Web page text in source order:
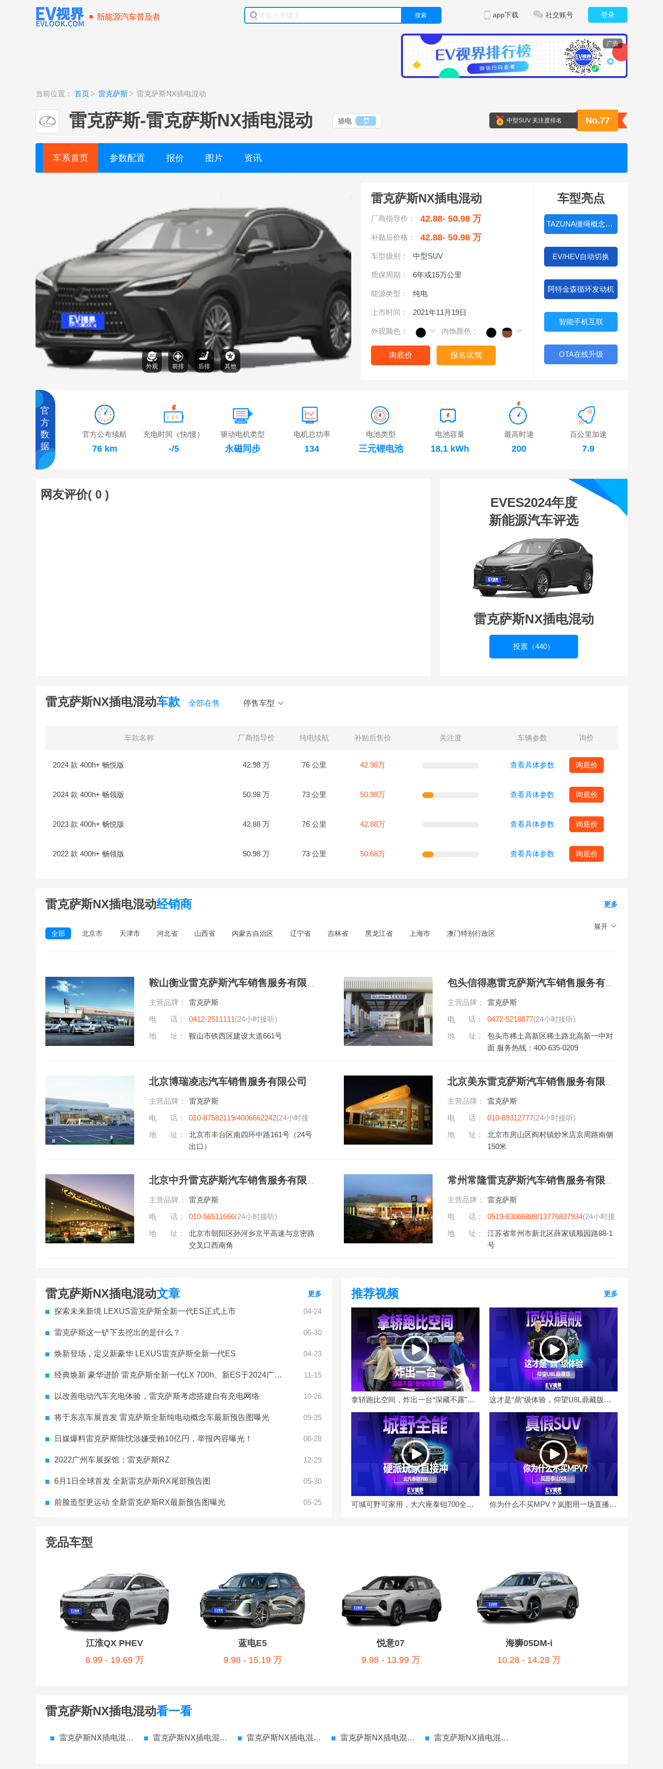
搜索 登录
社交账号
app下载
广告
当前位置： 首页 雷克萨斯 雷克萨斯NX插电混动
雷克萨斯-雷克萨斯NX插电混动 插电 中型SUV 关注度排名 No.77
车系首页 参数配置 报价 图片 资讯
外观 前排 后排 其他
雷克萨斯NX插电混动
厂商指导价： 42.88- 50.98 万
补贴后价格： 42.88- 50.98 万
车型级别： 中型SUV
质保周期： 6年或15万公里
能源类型： 纯电
上市时间： 2021年11月19日
外观颜色： 内饰颜色：
询底价 报名试驾
车型亮点
TAZUNA缰绳概念座舱
EV/HEV自动切换
阿特金森循环发动机
智能手机互联
OTA在线升级
官
方
数
据
官方公布续航
76 km
充电时间（快/慢）
-/5
驱动电机类型
永磁同步
电机总功率
134
电池类型
三元锂电池
电池容量
18.1 kWh
最高时速
200
百公里加速
7.9
网友评价( 0 )
EVES2024年度
新能源汽车评选
雷克萨斯NX插电混动
投票（440）
雷克萨斯NX插电混动车款 全部在售 停售车型
车款名称 厂商指导价 纯电续航 补贴后售价 关注度 车辆参数 询价
2024 款 400h+ 畅悦版 42.98 万 76 公里 42.98万 查看具体参数 询底价
2024 款 400h+ 畅领版 50.98 万 73 公里 50.98万 查看具体参数 询底价
2023 款 400h+ 畅悦版 42.88 万 76 公里 42.88万 查看具体参数 询底价
2022 款 400h+ 畅领版 50.98 万 73 公里 50.68万 查看具体参数 询底价
雷克萨斯NX插电混动经销商 更多
展开
全部
北京市 天津市 河北省 山西省 内蒙古自治区 辽宁省 吉林省 黑龙江省 上海市 澳门特别行政区
鞍山衡业雷克萨斯汽车销售服务有限公司
主营品牌：
雷克萨斯
电 话：
0412-2511111(24小时接听)
地 址：
鞍山市铁西区建设大道661号
包头信得惠雷克萨斯汽车销售服务有限公司
主营品牌：
雷克萨斯
电 话：
0472-5218877(24小时接听)
地 址：
包头市稀土高新区稀土路北高新一中对
面 服务热线：400-635-0209
北京博瑞凌志汽车销售服务有限公司
主营品牌：
雷克萨斯
电 话：
010-87582119/4006662242(24小时接
听)
地 址：
北京市丰台区南四环中路161号（24号
出口）
北京美东雷克萨斯汽车销售服务有限公司
主营品牌：
雷克萨斯
电 话：
010-89312777(24小时接听)
地 址：
北京市房山区阎村镇炒米店京周路南侧
150米
北京中升雷克萨斯汽车销售服务有限公司
主营品牌：
雷克萨斯
电 话：
010-56511666(24小时接听)
地 址：
北京市朝阳区孙河乡京平高速与京密路
交叉口西南角
常州常隆雷克萨斯汽车销售服务有限公司
主营品牌：
雷克萨斯
电 话：
0519-83066888/13776837934(24小时接
听)
地 址：
江苏省常州市新北区薛家镇顺园路88-1
号
雷克萨斯NX插电混动文章 更多
探索未来新境 LEXUS雷克萨斯全新一代ES正式上市 04-24
雷克萨斯这一铲下去挖出的是什么？ 06-30
焕新登场，定义新豪华 LEXUS雷克萨斯全新一代ES 04-23
经典焕新 豪华进阶 雷克萨斯全新一代LX 700h、新ES于2024广州车展正式上市 11-15
以改善电动汽车充电体验，雷克萨斯考虑搭建自有充电网络 10-26
将于东京车展首发 雷克萨斯全新纯电动概念车最新预告图曝光 09-25
日媒爆料雷克萨斯陈忱涉嫌受贿10亿円，举报内容曝光！ 06-28
2022广州车展探馆：雷克萨斯RZ 12-29
6月1日全球首发 全新雷克萨斯RX尾部预告图 05-30
前脸造型更运动 全新雷克萨斯RX最新预告图曝光 05-25
推荐视频 更多
拿轿跑比空间，炸出一台“深藏不露”的空间黑马 这才是“鼎”级体验，仰望U8L鼎藏版有什么不一样？
可城可野可家用，大六座泰钽700全能属性拉满 你为什么不买MPV？岚图用一场直播挑战告诉你
竞品车型
江淮QX PHEV
8.99 - 19.69 万
蓝电E5
9.98 - 15.19 万
悦意07
9.98 - 13.99 万
海狮05DM-i
10.28 - 14.28 万
雷克萨斯NX插电混动看一看
雷克萨斯NX插电混动 参数配置 雷克萨斯NX插电混动 价格 雷克萨斯NX插电混动 图片 雷克萨斯NX插电混动 资讯 雷克萨斯NX插电混动 电池